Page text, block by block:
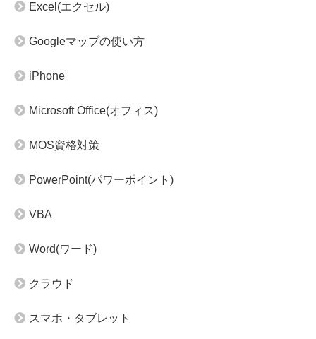
Excel(エクセル)
Googleマップの使い方
iPhone
Microsoft Office(オフィス)
MOS資格対策
PowerPoint(パワーポイント)
VBA
Word(ワード)
クラウド
スマホ・タブレット